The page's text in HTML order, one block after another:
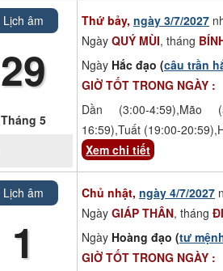
Lịch âm
29
Tháng 5
Thứ bảy, ngày 3/7/2027
Ngày QUÝ MÙI, tháng
Ngày Hắc đạo (câu trần
GIỜ TỐT TRONG NGÀY :
Dần (3:00-4:59),Mão
16:59),Tuất (19:00-
Xem chi tiết
Lịch âm
1
Chủ nhật, ngày 4/7/2027
Ngày GIÁP THÂN, tháng
Ngày Hoàng đạo (tư
GIỜ TỐT TRONG NGÀY :